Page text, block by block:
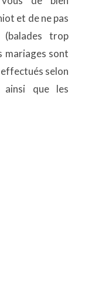
et de ne pas
trop
mariages sont
selon
ainsi que les